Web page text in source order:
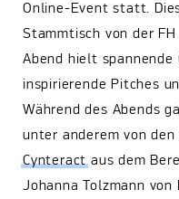
Online-Event statt.
Stammtisch von der
Abend hielt spannende
inspirierende Pitches
Während des Abends
unter anderem von
Cynteractaus dem
Johanna Tolzmann